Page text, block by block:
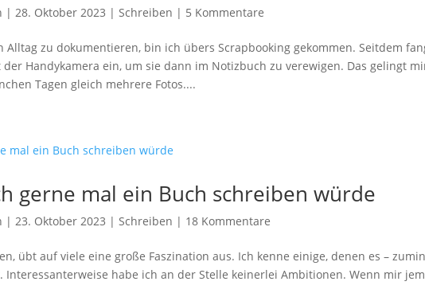
|28. Oktober 2023 |Schreiben | 5 Kommentare
Alltag zu dokumentieren, bin ich übers Scrapbooking gekommen. Seitdem
Handykamera ein, um sie dann im Notizbuch zu verewigen. Das gelingt
Tagen gleich mehrere Fotos....
gerne mal ein Buch schreiben würde
|23. Oktober 2023 |Schreiben | 18 Kommentare
übt auf viele eine große Faszination aus. Ich kenne einige, denen es –
Interessanterweise habe ich an der Stelle keinerlei Ambitionen. Wenn mir